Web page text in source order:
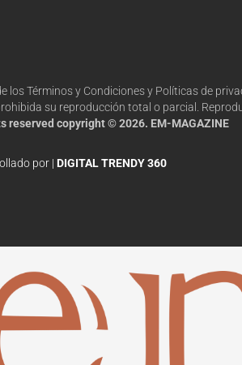
los Términos y Condiciones y Políticas de
su reproducción total o parcial.
reserved copyright © 2026. EM-MAGAZINE
por | DIGITAL TRENDY 360